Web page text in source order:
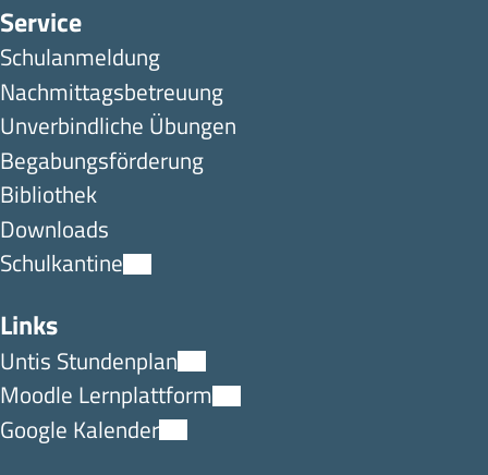
Service
Schulanmeldung
Nachmittagsbetreuung
Unverbindliche Übungen
Begabungsförderung
Bibliothek
Downloads
Schulkantine
Links
Untis Stundenplan
Moodle Lernplattform
Google Kalender